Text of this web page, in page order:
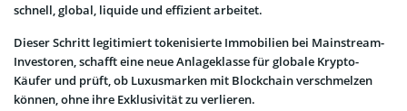
schnell, global, liquide und effizient arbeitet.
Dieser Schritt legitimiert tokenisierte Immobilien bei Mainstream-
Investoren, schafft eine neue Anlageklasse für globale Krypto-
Käufer und prüft, ob Luxusmarken mit Blockchain verschmelzen
können, ohne ihre Exklusivität zu verlieren.